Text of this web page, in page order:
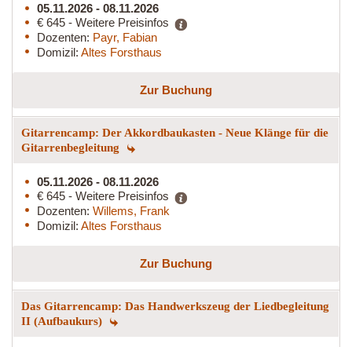
05.11.2026 - 08.11.2026
€ 645 - Weitere Preisinfos
Dozenten: Payr, Fabian
Domizil: Altes Forsthaus
Zur Buchung
Gitarrencamp: Der Akkordbaukasten - Neue Klänge für die
Gitarrenbegleitung
05.11.2026 - 08.11.2026
€ 645 - Weitere Preisinfos
Dozenten: Willems, Frank
Domizil: Altes Forsthaus
Zur Buchung
Das Gitarrencamp: Das Handwerkszeug der Liedbegleitung
II (Aufbaukurs)